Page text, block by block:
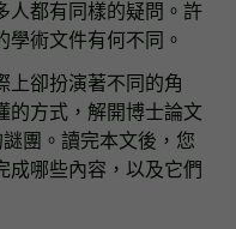
人都有同樣的疑問。許
學術文件有何不同。
上卻扮演著不同的角
的方式，解開博士論文
謎團。讀完本文後，您
成哪些內容，以及它們